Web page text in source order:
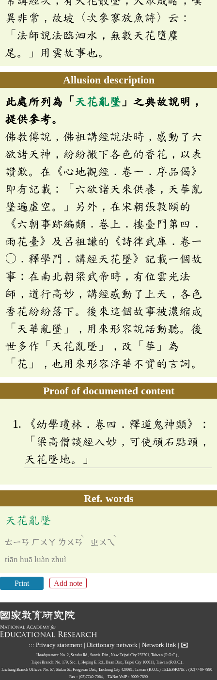
異非常，故坡〈次參寥放魚詩〉云：
「法師說法臨泗水，無數天花墮麈
尾。」用雲故事也。
Allusion description
此處所列為「 天花亂墜 」之典故說明，
提供參考。
佛教傳說，佛祖講經說法時，感動了六
欲諸天神，紛紛撒下各色的香花，以表
讚歎。在《心地觀經．卷一．序品偈》
即有記載：「六欲諸天來供養，天華亂
墜遍虛空。」另外，在宋朝張敦頤的
《六朝事跡編類．卷上．樓臺門第四．
雨花臺》及呂祖謙的《詩律武庫．卷一
〇．釋學門．講經天花墜》記載一個故
事：在南北朝梁武帝時，有位雲光法
師，道行高妙，講經感動了上天，各色
香花紛紛落下。後來這個故事被濃縮成
「天華亂墜」，用來形容說話動聽。後
世多作「天花亂墜」，改「華」為
「花」，也用來形容浮華不實的言詞。
Proof of documented content
《幼學瓊林．卷四．釋道鬼神類》：
「梁高僧談經入妙，可使頑石點頭，
天花墜地。」
Ref. words
天花亂墜
ㄊㄧㄢ ㄏㄨㄚ ㄌㄨㄢ
ˋ
ㄓㄨㄟ
ˋ
tiān huā luàn zhuì
Print Add note
::: Privacy statement Dictionary network Network link ✉
Headquarters: No. 2, Sanshu Rd., Sanxia Dist., New Taipei City 237201, Taiwan (R.O.C.)、
Taipei Branch: No. 179, Sec. 1, Heping E. Rd., Daan Dist., Taipei City 106011, Taiwan (R.O.C.)、
Taichung Branch Offices: No. 67, Shifan St., Fengyuan Dist., Taichung City 420081, Taiwan (R.O.C.) TELEPHONE：(02)7740-7890、
Fax：(02)7740-7064、
TANet VoIP：9009-7890